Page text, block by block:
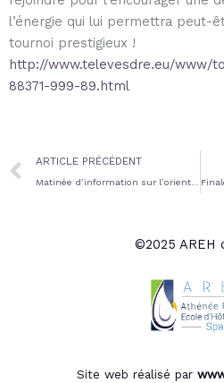
l’énergie qui lui permettra peut-
tournoi prestigieux !
http://www.televesdre.eu/www/
88371-999-89.html
Prev
ARTICLE PRÉCÉDENT
©2025 AREH
Site web réalisé par